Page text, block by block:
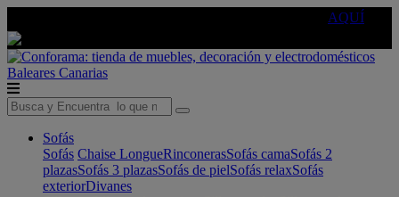
AQUÍ
Baleares Canarias
Sofás
Sofás Chaise LongueRinconerasSofás camaSofás 2
plazasSofás 3 plazasSofás de pielSofás relaxSofás
exteriorDivanes